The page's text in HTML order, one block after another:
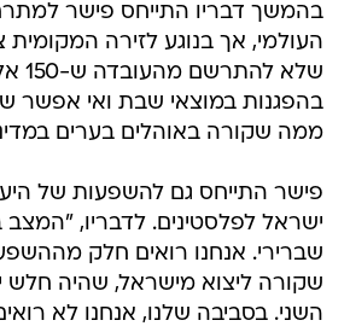
בהמשך דבריו התייחס פישר
העולמי, אך בנוגע לזירה המקומית
שלא
בהפגנות במוצאי שבת ואי אפשר
ממה שקורה באוהלים בערים
פישר התייחס גם להשפעות של
ישראל לפלסטינים. לדבריו,
שברירי. אנחנו רואים חלק
שקורה ליצוא מישראל, שהיה חלש
השני. בסביבה שלנו, אנחנו לא